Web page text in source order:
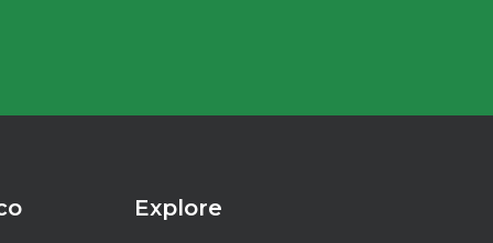
Explore